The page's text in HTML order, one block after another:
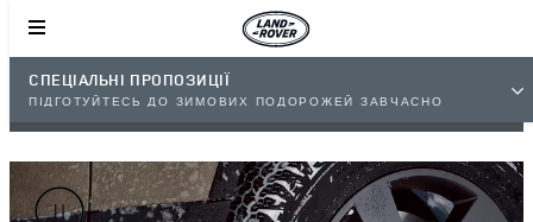
СПЕЦІАЛЬНІ ПРОПОЗИЦІЇ
ПІДГОТУЙТЕСЬ ДО ЗИМОВИХ ПОДОРОЖЕЙ ЗАВЧАСНО